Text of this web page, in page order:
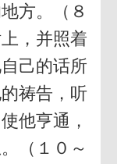
方。（８
，并照着
己的话所
祷告，听
他亨通，
（１０～